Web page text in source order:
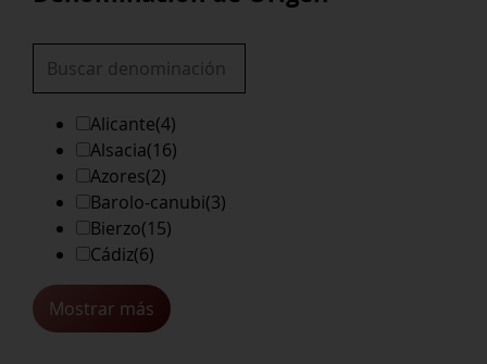
Alicante(4)
Alsacia(16)
Azores(2)
Barolo-canubi(3)
Bierzo(15)
Cádiz(6)
Mostrar más